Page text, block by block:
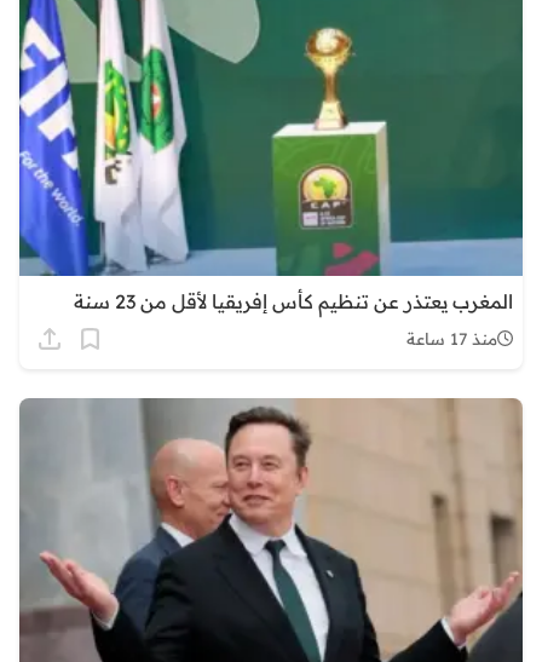
المغرب يعتذر عن تنظيم كأس إفريقيا لأقل من 23 سنة
منذ 17 ساعة